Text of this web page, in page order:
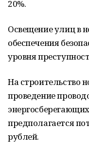
20%.
Освещение улиц в
обеспечения
уровня
На строительство
проведение
предполагается
рублей.